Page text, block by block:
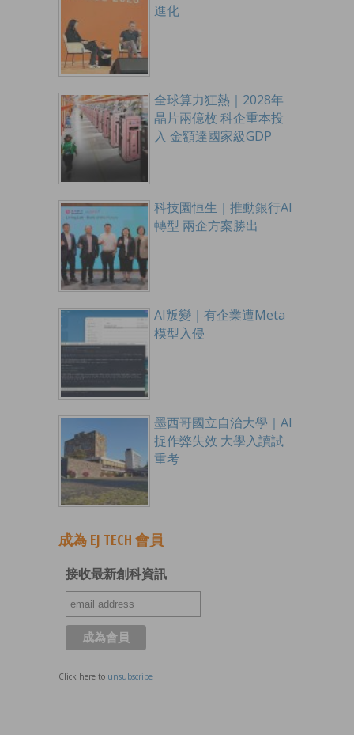
進化
全球算力狂熱｜2028年
晶片兩億枚 科企重本投
入 金額達國家級GDP
科技園恒生｜推動銀行AI
轉型 兩企方案勝出
AI叛變｜有企業遭Meta
模型入侵
墨西哥國立自治大學｜AI
捉作弊失效 大學入讀試
重考
成為 EJ TECH 會員
接收最新創科資訊
Click here to unsubscribe